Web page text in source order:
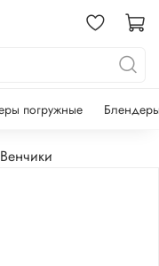
погружные
Венчики